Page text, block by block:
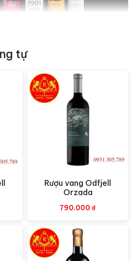
rượu vangWine
Sauvignon
tự
Xem nhanh
Rượu vang Odfjell
Orzada
790.000 ₫